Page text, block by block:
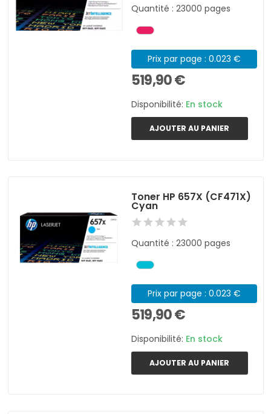
Quantité : 23000 pages
Prix par page : 0.023 €
519,90 €
Disponibilité: En stock
AJOUTER AU PANIER
Toner HP 657X (CF471X)
Cyan
Quantité : 23000 pages
Prix par page : 0.023 €
519,90 €
Disponibilité: En stock
AJOUTER AU PANIER